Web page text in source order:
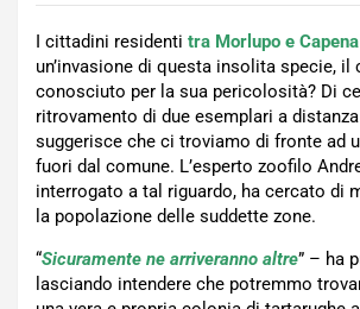
I cittadini residenti tra Morlupo e Capena
un’invasione di questa insolita specie, il
conosciuto per la sua pericolosità? Di
ritrovamento di due esemplari a
suggerisce che ci troviamo di fronte ad
fuori dal comune. L’esperto zoofilo
interrogato a tal riguardo, ha cercato di
la popolazione delle suddette zone.
“Sicuramente ne arriveranno altre” – ha
lasciando intendere che potremmo